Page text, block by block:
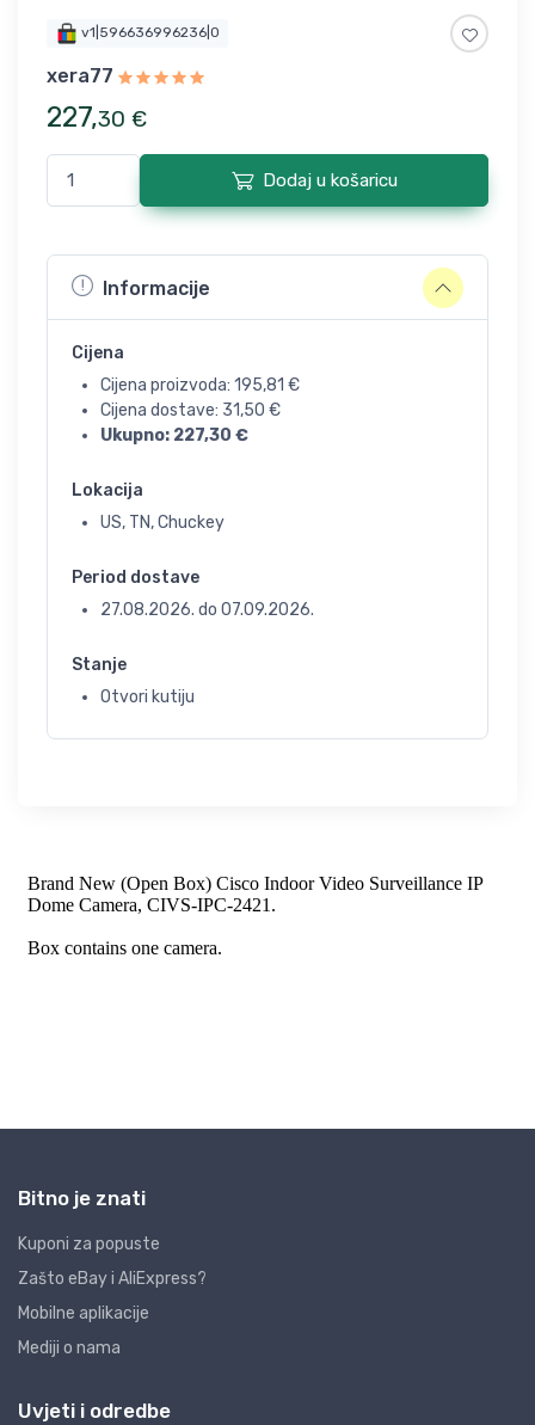
v1|596636996236|0
xera77
227,30 €
Dodaj u košaricu
Informacije
Cijena
Cijena proizvoda: 195,81 €
Cijena dostave: 31,50 €
Ukupno: 227,30 €
Lokacija
US, TN, Chuckey
Period dostave
27.08.2026. do 07.09.2026.
Stanje
Otvori kutiju
Bitno je znati
Kuponi za popuste
Zašto eBay i AliExpress?
Mobilne aplikacije
Mediji o nama
Uvjeti i odredbe